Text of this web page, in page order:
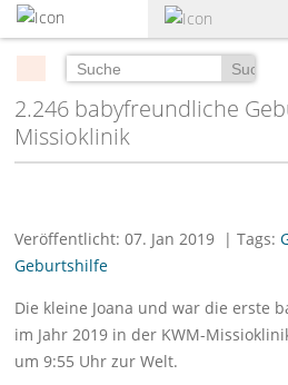
zum
Hauptinhalt
Suchen
2.246 babyfreundliche
Missioklinik
Veröffentlicht: 07. Jan 2019 | Tags:
Geburtshilfe
Die kleine Joana und war die erste
im Jahr 2019 in der KWM-
um 9:55 Uhr zur Welt.